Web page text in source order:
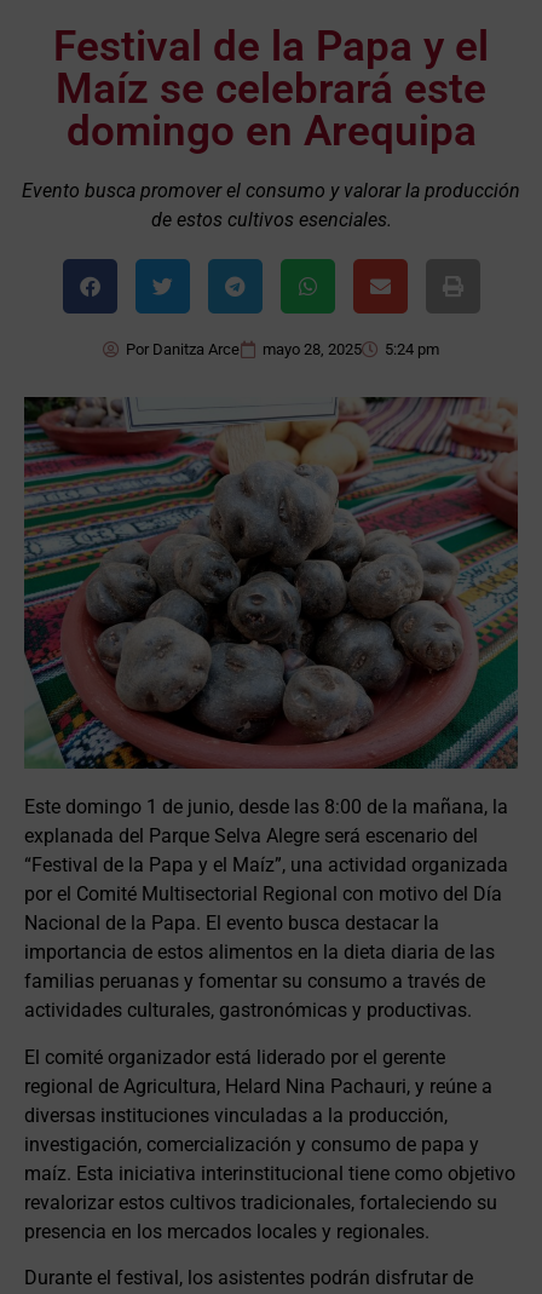
Festival de la Papa y el
Maíz se celebrará este
domingo en Arequipa
Evento busca promover el consumo y valorar la producción
de estos cultivos esenciales.
Por Danitza Arce mayo 28, 2025 5:24 pm
Este domingo 1 de junio, desde las 8:00 de la mañana, la
explanada del Parque Selva Alegre será escenario del
“Festival de la Papa y el Maíz”, una actividad organizada
por el Comité Multisectorial Regional con motivo del Día
Nacional de la Papa. El evento busca destacar la
importancia de estos alimentos en la dieta diaria de las
familias peruanas y fomentar su consumo a través de
actividades culturales, gastronómicas y productivas.
El comité organizador está liderado por el gerente
regional de Agricultura, Helard Nina Pachauri, y reúne a
diversas instituciones vinculadas a la producción,
investigación, comercialización y consumo de papa y
maíz. Esta iniciativa interinstitucional tiene como objetivo
revalorizar estos cultivos tradicionales, fortaleciendo su
presencia en los mercados locales y regionales.
Durante el festival, los asistentes podrán disfrutar de